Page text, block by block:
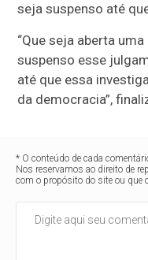
seja suspenso até
“Que seja aberta
suspenso esse
até que essa
da democracia”,
* O conteúdo de cada
Nos reservamos ao direito de
com o propósito do site ou que